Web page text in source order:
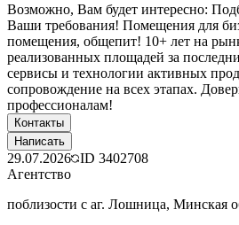
Возможно, Вам будет интересно:
Ваши требования! Помещения для
помещения, общепит! 10+ лет на
реализованных площадей за
сервисы и технологии активных
сопровождение на всех этапах.
профессионалам!
Контакты
Написать
29.07.2026 ID 3402708
Агентство
поблизости с аг. Лошница, Минская